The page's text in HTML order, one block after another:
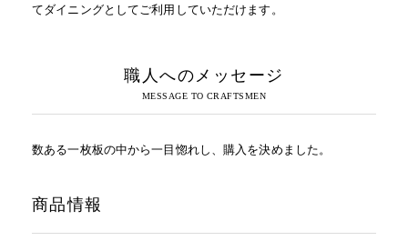
てダイニングとしてご利用していただけます。
職人へのメッセージ
数ある一枚板の中から一目惚れし、購入を決めました。
商品情報